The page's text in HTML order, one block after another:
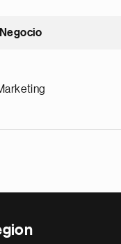
Negocio